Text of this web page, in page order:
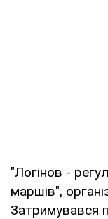
"Логінов -
маршів",
Затримувався